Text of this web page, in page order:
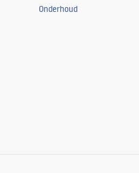
Onderhoud